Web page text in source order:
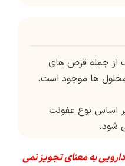
از جمله قرص های
ها موجود است.
اساس نوع عفونت
شود.
به معنای تجویز نمی